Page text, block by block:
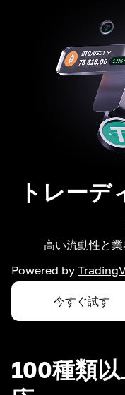
トレーデ
高い流動性と
Powered by
今すぐ試す
100種類